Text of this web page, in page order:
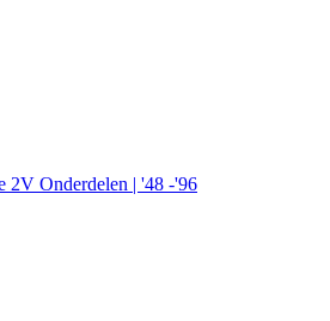
2V Onderdelen | '48 -'96